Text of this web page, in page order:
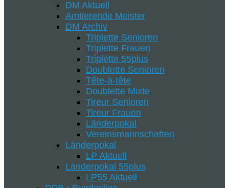
DM Aktuell
Amtierende Meister
DM Archiv
Triplette Senioren
Triplette Frauen
Triplette 55plus
Doublette Senioren
Tête-à-tête
Doublette Mixte
Tireur Senioren
Tireur Frauen
Länderpokal
Vereinsmannschaften
Länderpokal
LP Aktuell
Länderpokal 55plus
LP55 Aktuell